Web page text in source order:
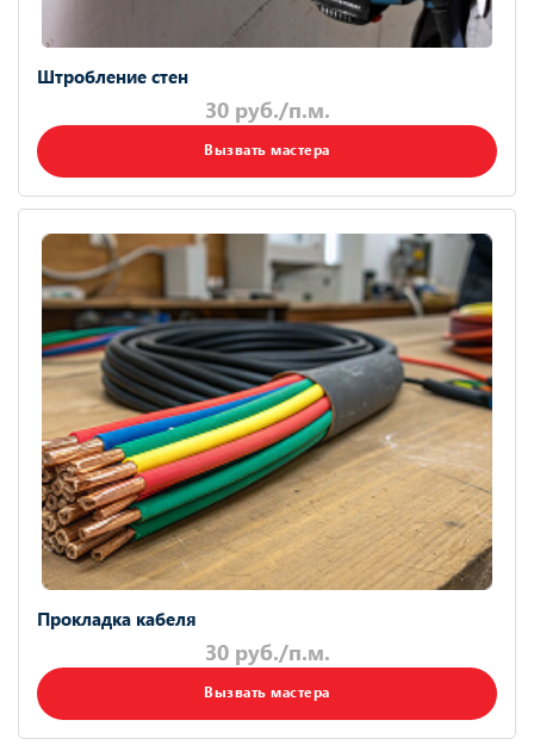
Штробление стен
30 руб./п.м.
Вызвать мастера
Прокладка кабеля
30 руб./п.м.
Вызвать мастера